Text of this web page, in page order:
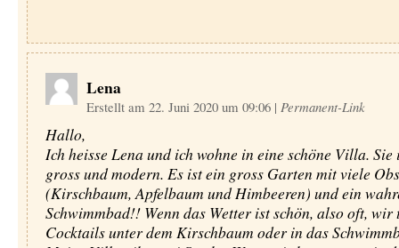
Lena
Erstellt am 22. Juni 2020 um 09:06 | Permanent-Link
Hallo,
Ich heisse Lena und ich wohne in eine schöne Villa. Sie
gross und modern. Es ist ein gross Garten mit viele
(Kirschbaum, Apfelbaum und Himbeeren) und ein
Schwimmbad!! Wenn das Wetter ist schön, also oft, wir
Cocktails unter dem Kirschbaum oder in das